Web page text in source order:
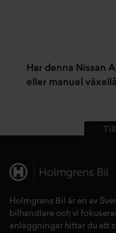
Har denna Nissan
eller manuel
Holmgrens Bil är en av
bilhandlare och vi
anläggningar hittar du ett